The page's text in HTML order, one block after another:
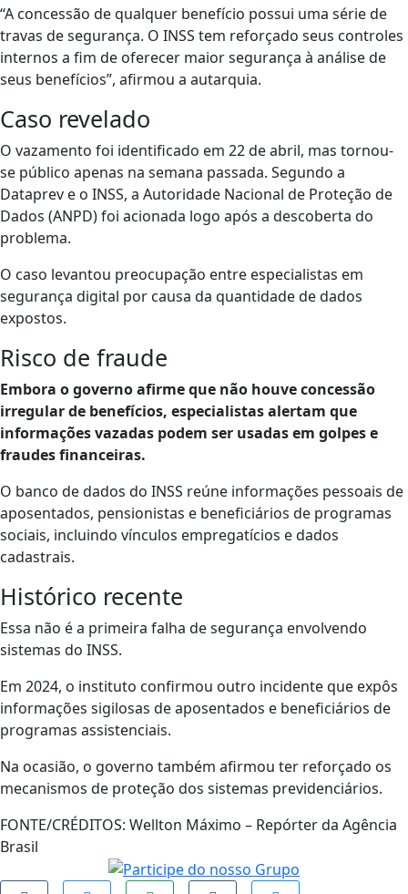
“A concessão de qualquer benefício possui uma série de
travas de segurança. O INSS tem reforçado seus controles
internos a fim de oferecer maior segurança à análise de
seus benefícios”, afirmou a autarquia.
Caso revelado
O vazamento foi identificado em 22 de abril, mas tornou-
se público apenas na semana passada. Segundo a
Dataprev e o INSS, a Autoridade Nacional de Proteção de
Dados (ANPD) foi acionada logo após a descoberta do
problema.
O caso levantou preocupação entre especialistas em
segurança digital por causa da quantidade de dados
expostos.
Risco de fraude
Embora o governo afirme que não houve concessão
irregular de benefícios, especialistas alertam que
informações vazadas podem ser usadas em golpes e
fraudes financeiras.
O banco de dados do INSS reúne informações pessoais de
aposentados, pensionistas e beneficiários de programas
sociais, incluindo vínculos empregatícios e dados
cadastrais.
Histórico recente
Essa não é a primeira falha de segurança envolvendo
sistemas do INSS.
Em 2024, o instituto confirmou outro incidente que expôs
informações sigilosas de aposentados e beneficiários de
programas assistenciais.
Na ocasião, o governo também afirmou ter reforçado os
mecanismos de proteção dos sistemas previdenciários.
FONTE/CRÉDITOS: Wellton Máximo – Repórter da Agência
Brasil